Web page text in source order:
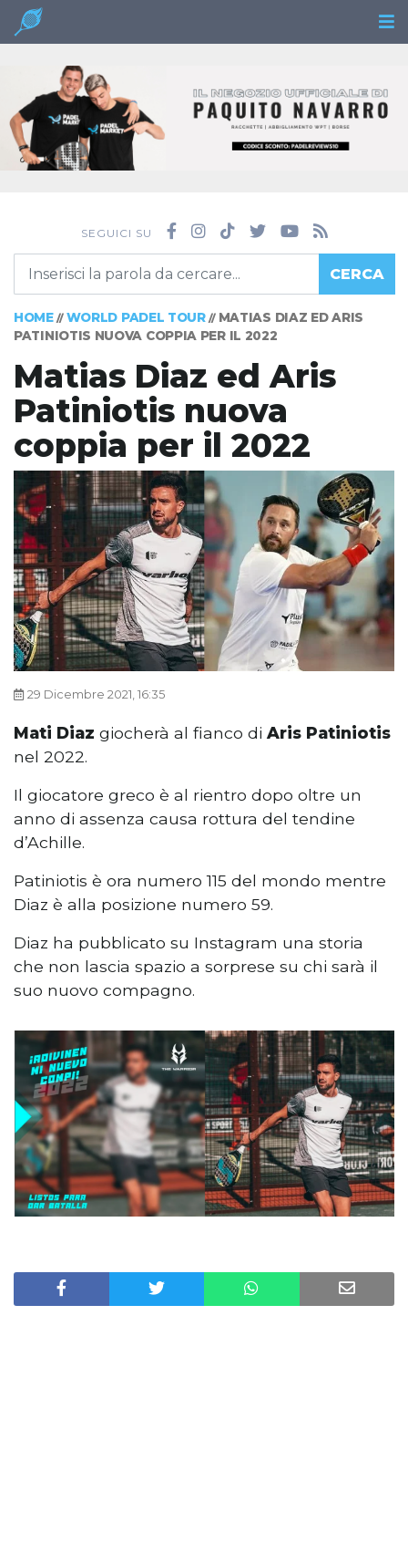
SEGUICI SU
CERCA
HOME// WORLD PADEL TOUR// MATIAS DIAZ ED ARIS
PATINIOTIS NUOVA COPPIA PER IL 2022
Matias Diaz ed Aris
Patiniotis nuova
coppia per il 2022
29 Dicembre 2021, 16:35
Mati Diaz giocherà al fianco di Aris Patiniotis
nel 2022.
Il giocatore greco è al rientro dopo oltre un
anno di assenza causa rottura del tendine
d’Achille.
Patiniotis è ora numero 115 del mondo mentre
Diaz è alla posizione numero 59.
Diaz ha pubblicato su Instagram una storia
che non lascia spazio a sorprese su chi sarà il
suo nuovo compagno.